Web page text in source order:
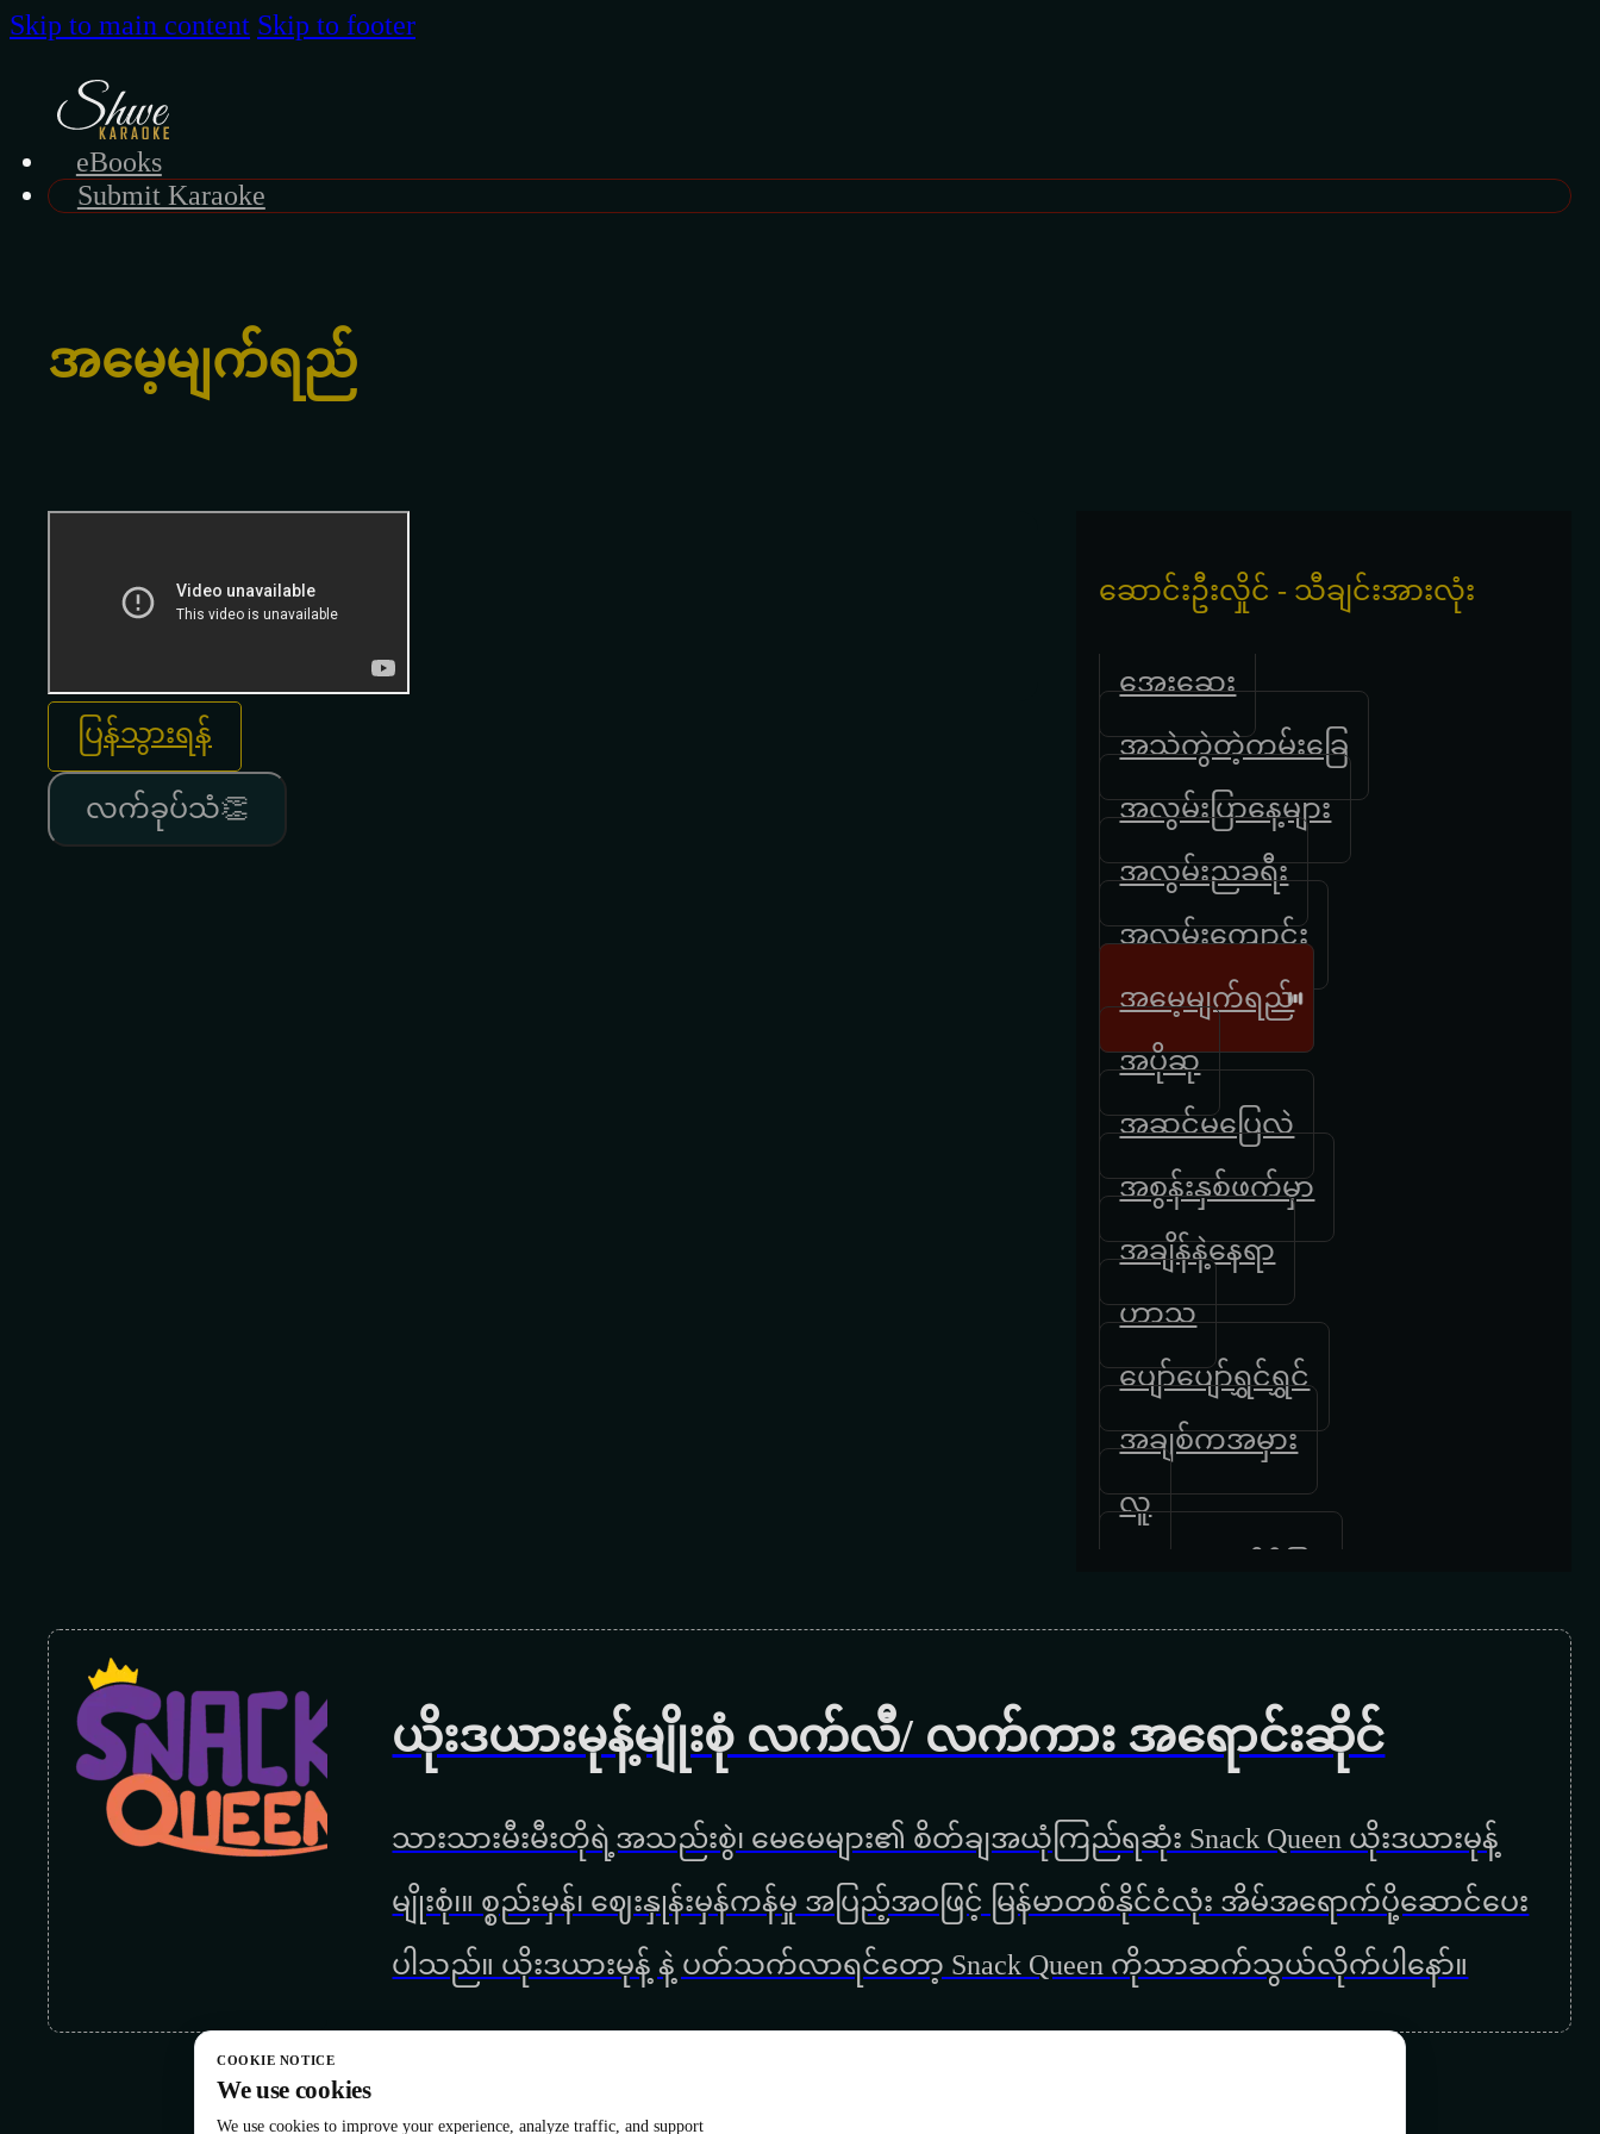
Skip to main content Skip to footer
eBooks
Submit Karaoke
အမေ့မျက်ရည်
ပြန်သွားရန်
လက်ခုပ်သံ👏
ဆောင်းဦးလှိုင် - သီချင်းအားလုံး
အေးဆေး
အသဲကွဲတဲ့ကမ်းခြေ
အလွမ်းပြာနေ့များ
အလွမ်းညခရီး
အလွမ်းကျောင်း
အမေ့မျက်ရည်
အပိုဆု
အဆင်မပြေလဲ
အစွန်းနှစ်ဖက်မှာ
အချိန်နဲ့နေရာ
ဟာသ
ပျော်ပျော်ရွှင်ရွှင်
အချစ်ကအမှား
လူ
လွမ်းရယ်မပြေ
မင်းကလေးမှာနှာခေါင်းမရှိရင်
ဘာမှမသိချင်သောညများ
ဖြူစင်သူများသို့
ပြိုမှာလေလားမိုးကောင်းကင်
ယိုးဒယားမုန့်မျိုးစုံ လက်လီ/ လက်ကား အရောင်းဆိုင်
သားသားမီးမီးတိုရဲ့အသည်းစွဲ၊ မေမေများ၏ စိတ်ချအယုံကြည်ရဆုံး Snack Queen ယိုးဒယားမုန့်
မျိုးစုံ၊။ စ္စည်းမှန်၊ ‌ဈေးနှုန်းမှန်ကန်မှု အပြည့်အဝဖြင့် မြန်မာတစ်နိုင်ငံလုံး အိမ်အရောက်ပို့ဆောင်ပေး
ပါသည်။ ယိုးဒယားမုန့် နဲ့ ပတ်သက်လာရင်တော့ Snack Queen ကိုသာဆက်သွယ်လိုက်ပါနော်။
COOKIE NOTICE
We use cookies
We use cookies to improve your experience, analyze traffic, and support